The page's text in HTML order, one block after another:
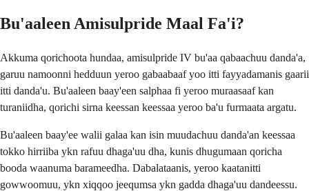
Bu'aaleen Amisulpride Maal Fa'i?
Akkuma qorichoota hundaa, amisulpride IV bu'aa qabaachuu danda'a,
garuu namoonni hedduun yeroo gabaabaaf yoo itti fayyadamanis gaarii
itti danda'u. Bu'aaleen baay'een salphaa fi yeroo muraasaaf kan
turaniidha, qorichi sirna keessan keessaa yeroo ba'u furmaata argatu.
Bu'aaleen baay'ee walii galaa kan isin muudachuu danda'an keessaa
tokko hirriiba ykn rafuu dhaga'uu dha, kunis dhugumaan qoricha
booda waanuma barameedha. Dabalataanis, yeroo kaatanitti
gowwoomuu, ykn xiqqoo jeequmsa ykn gadda dhaga'uu dandeessu.